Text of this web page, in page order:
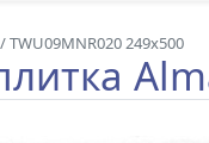
/TWU09MNR020 249x500